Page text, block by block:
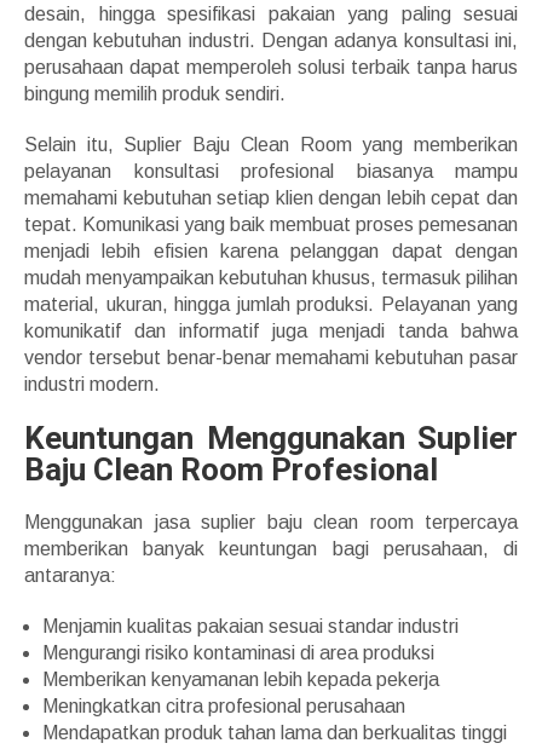
desain, hingga spesifikasi pakaian yang paling sesuai
dengan kebutuhan industri. Dengan adanya konsultasi ini,
perusahaan dapat memperoleh solusi terbaik tanpa harus
bingung memilih produk sendiri.
Selain itu, Suplier Baju Clean Room yang memberikan
pelayanan konsultasi profesional biasanya mampu
memahami kebutuhan setiap klien dengan lebih cepat dan
tepat. Komunikasi yang baik membuat proses pemesanan
menjadi lebih efisien karena pelanggan dapat dengan
mudah menyampaikan kebutuhan khusus, termasuk pilihan
material, ukuran, hingga jumlah produksi. Pelayanan yang
komunikatif dan informatif juga menjadi tanda bahwa
vendor tersebut benar-benar memahami kebutuhan pasar
industri modern.
Keuntungan Menggunakan Suplier
Baju Clean Room Profesional
Menggunakan jasa suplier baju clean room terpercaya
memberikan banyak keuntungan bagi perusahaan, di
antaranya:
Menjamin kualitas pakaian sesuai standar industri
Mengurangi risiko kontaminasi di area produksi
Memberikan kenyamanan lebih kepada pekerja
Meningkatkan citra profesional perusahaan
Mendapatkan produk tahan lama dan berkualitas tinggi